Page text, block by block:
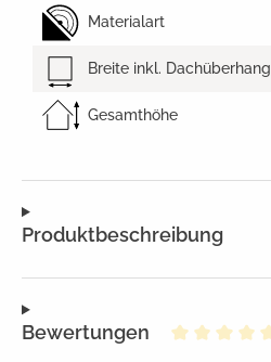
Produktbeschreibung
Bewertungen
Materialart
Breite inkl. Dachüberhang
Gesamthöhe